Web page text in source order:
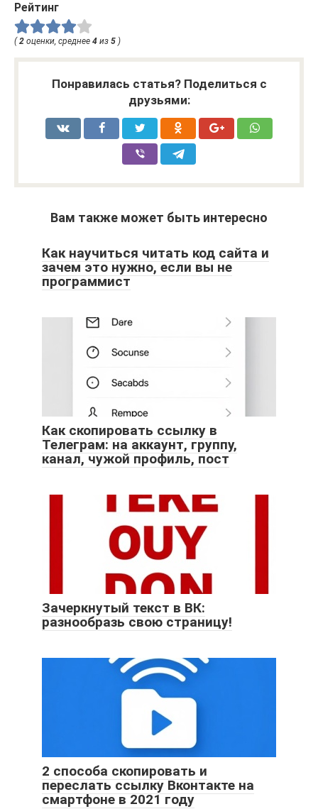
Рейтинг
( 2 оценки, среднее 4 из 5 )
Понравилась статья? Поделиться с
друзьями:
Вам также может быть интересно
Как научиться читать код сайта и
зачем это нужно, если вы не
программист
Как скопировать ссылку в
Телеграм: на аккаунт, группу,
канал, чужой профиль, пост
Зачеркнутый текст в ВК:
разнообразь свою страницу!
2 способа скопировать и
переслать ссылку Вконтакте на
смартфоне в 2021 году